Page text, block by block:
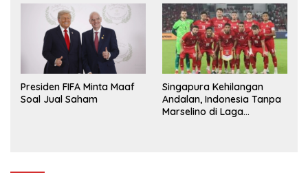
Presiden FIFA Minta Maaf
Soal Jual Saham
Singapura Kehilangan
Andalan, Indonesia Tanpa
Marselino di Laga